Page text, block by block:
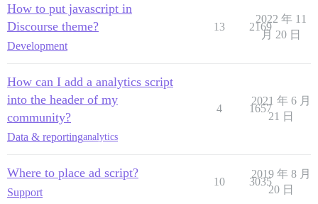
How to put javascript in
Discourse theme?
Development
13 2169
2022 年 11
月 20 日
How can I add a analytics script
into the header of my
community?
Data & reportinganalytics
4 1657
2021 年 6 月
21 日
Where to place ad script?
Support
10 3035
2019 年 8 月
20 日